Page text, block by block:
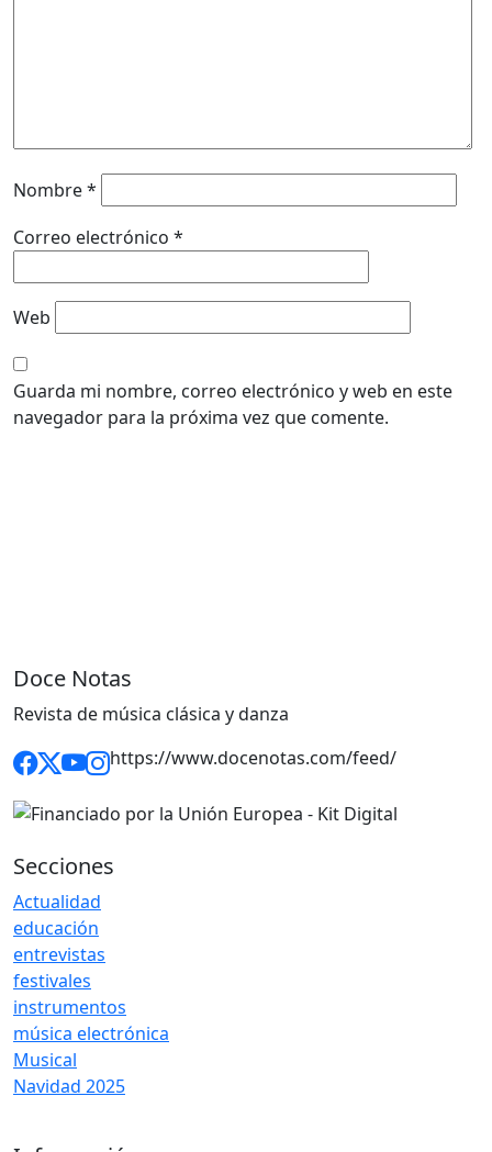
Nombre*
Correo electrónico *
Web
Guarda mi nombre, correo electrónico y web en este
navegador para la próxima vez que comente.
Doce Notas
Revista de música clásica y danza
https://www.docenotas.com/feed/
Secciones
Actualidad
educación
entrevistas
festivales
instrumentos
música electrónica
Musical
Navidad 2025